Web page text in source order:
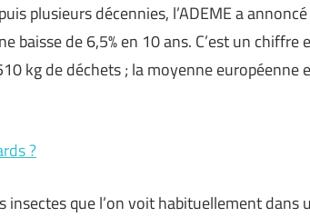
plusieurs décennies, l’ADEME a
baisse de 6,5% en 10 ans. C’est un
kg de déchets ; la moyenne européenne
?
que l’on voit habituellement dans